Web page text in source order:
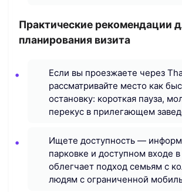
Практические рекомендации
планирования визита
Если вы проезжаете через
рассматривайте место как
остановку: короткая пауза,
перекус в прилегающем
Ищете доступность —
парковке и доступном входе
облегчает подход семьям с
людям с ограниченной